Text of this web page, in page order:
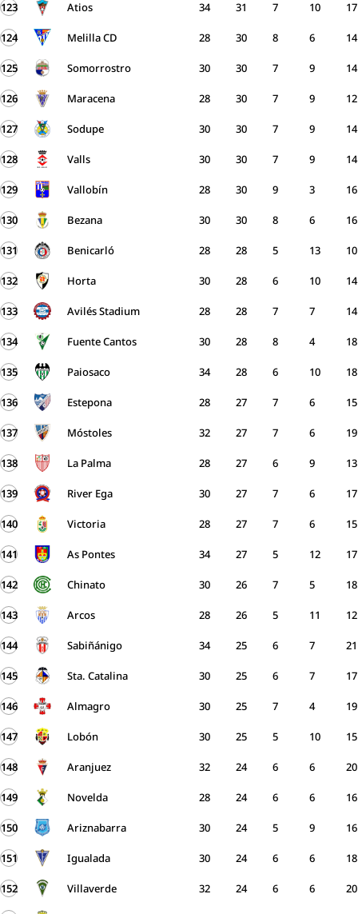
123 Atios 34 7 10 17
31
124 Melilla CD 28 8 6 14
30
125 Somorrostro 30 7 9 14
30
126 Maracena 28 7 9 12
30
127 Sodupe 30 7 9 14
30
128 Valls 30 7 9 14
30
129 Vallobín 28 9 3 16
30
130 Bezana 30 8 6 16
30
131 Benicarló 28 5 13 10
28
132 Horta 30 6 10 14
28
133 Avilés Stadium 28 7 7 14
28
134 Fuente Cantos 30 8 4 18
28
135 Paiosaco 34 6 10 18
28
136 Estepona 28 7 6 15
27
137 Móstoles 32 7 6 19
27
138 La Palma 28 6 9 13
27
139 River Ega 30 7 6 17
27
140 Victoria 28 7 6 15
27
141 As Pontes 34 5 12 17
27
142 Chinato 30 7 5 18
26
143 Arcos 28 5 11 12
26
144 Sabiñánigo 34 6 7 21
25
145 Sta. Catalina 30 6 7 17
25
146 Almagro 30 7 4 19
25
147 Lobón 30 5 10 15
25
148 Aranjuez 32 6 6 20
24
149 Novelda 28 6 6 16
24
150 Ariznabarra 30 5 9 16
24
151 Igualada 30 6 6 18
24
152 Villaverde 32 6 6 20
24